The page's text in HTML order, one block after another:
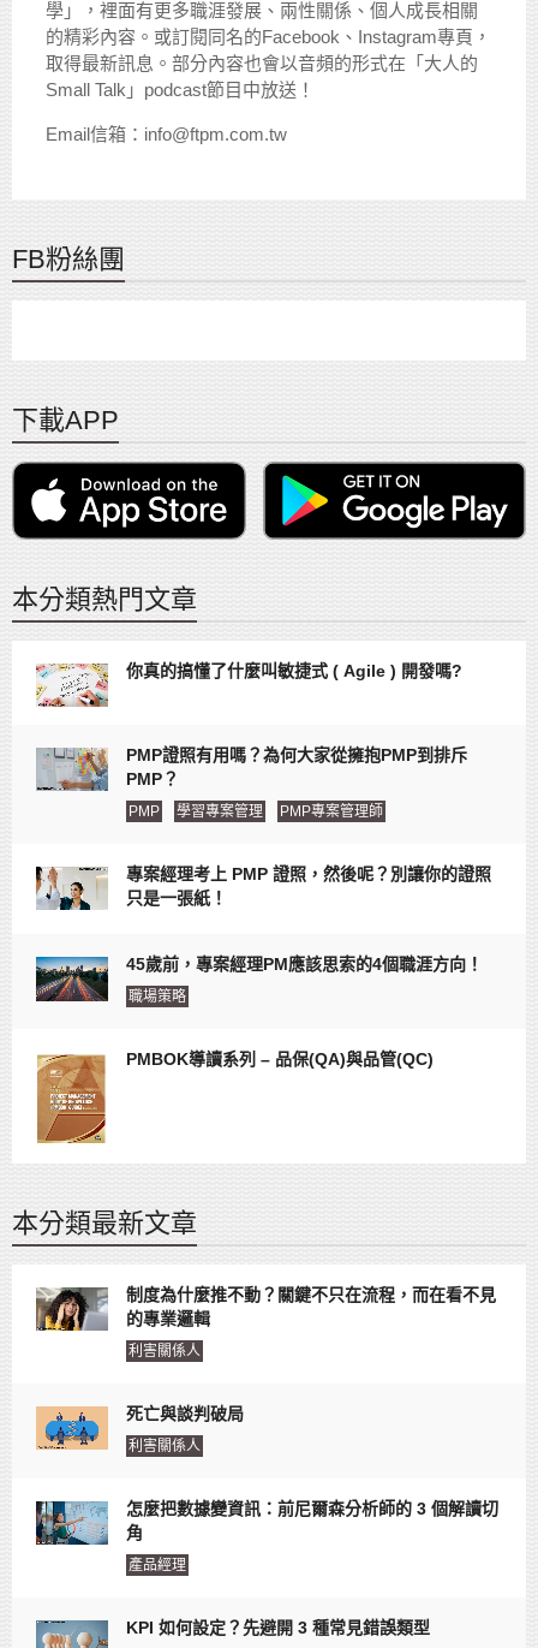
學」，裡面有更多職涯發展、兩性關係、個人成長相關
的精彩內容。或訂閱同名的Facebook、Instagram專頁，
取得最新訊息。部分內容也會以音頻的形式在「大人的
Small Talk」podcast節目中放送！
Email信箱：info@ftpm.com.tw
FB粉絲團
下載APP
本分類熱門文章
你真的搞懂了什麼叫敏捷式 ( Agile ) 開發嗎?
PMP證照有用嗎？為何大家從擁抱PMP到排斥
PMP？
PMP 學習專案管理 PMP專案管理師
專案經理考上 PMP 證照，然後呢？別讓你的證照
只是一張紙！
45歲前，專案經理PM應該思索的4個職涯方向！
職場策略
PMBOK導讀系列 – 品保(QA)與品管(QC)
本分類最新文章
制度為什麼推不動？關鍵不只在流程，而在看不見
的專業邏輯
利害關係人
死亡與談判破局
利害關係人
怎麼把數據變資訊：前尼爾森分析師的 3 個解讀切
角
產品經理
KPI 如何設定？先避開 3 種常見錯誤類型